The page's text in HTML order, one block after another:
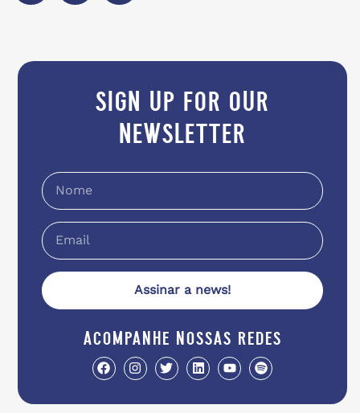
sign up for our
newsletter
Assinar a news!
acompanhe nossas redes